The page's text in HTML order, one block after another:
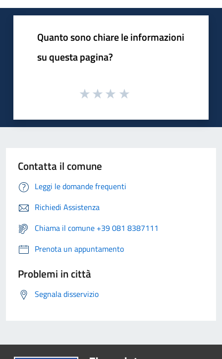
Quanto sono chiare le informazioni
su questa pagina?
Contatta il comune
Leggi le domande frequenti
Richiedi Assistenza
Chiama il comune +39 081 8387111
Prenota un appuntamento
Problemi in città
Segnala disservizio